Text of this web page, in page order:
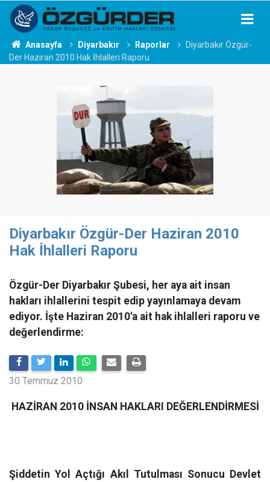
Anasayfa Diyarbakır Raporlar
Diyarbakır Özgür-
Der Haziran 2010 Hak İhlalleri Raporu
Diyarbakır Özgür-Der Haziran 2010
Hak İhlalleri Raporu
Özgür-Der Diyarbakır Şubesi, her aya ait insan
hakları ihlallerini tespit edip yayınlamaya devam
ediyor. İşte Haziran 2010'a ait hak ihlalleri raporu ve
değerlendirme:
30 Temmuz 2010
HAZİRAN 2010 İNSAN HAKLARI DEĞERLENDİRMESİ
Şiddetin Yol Açtığı Akıl Tutulması Sonucu Devlet